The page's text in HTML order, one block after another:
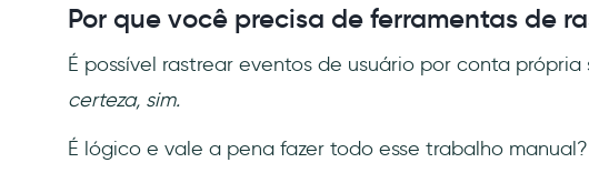
Por que você precisa de ferramentas de
É possível rastrear eventos de usuário por conta
certeza, sim.
É lógico e vale a pena fazer todo esse trabalho manual?